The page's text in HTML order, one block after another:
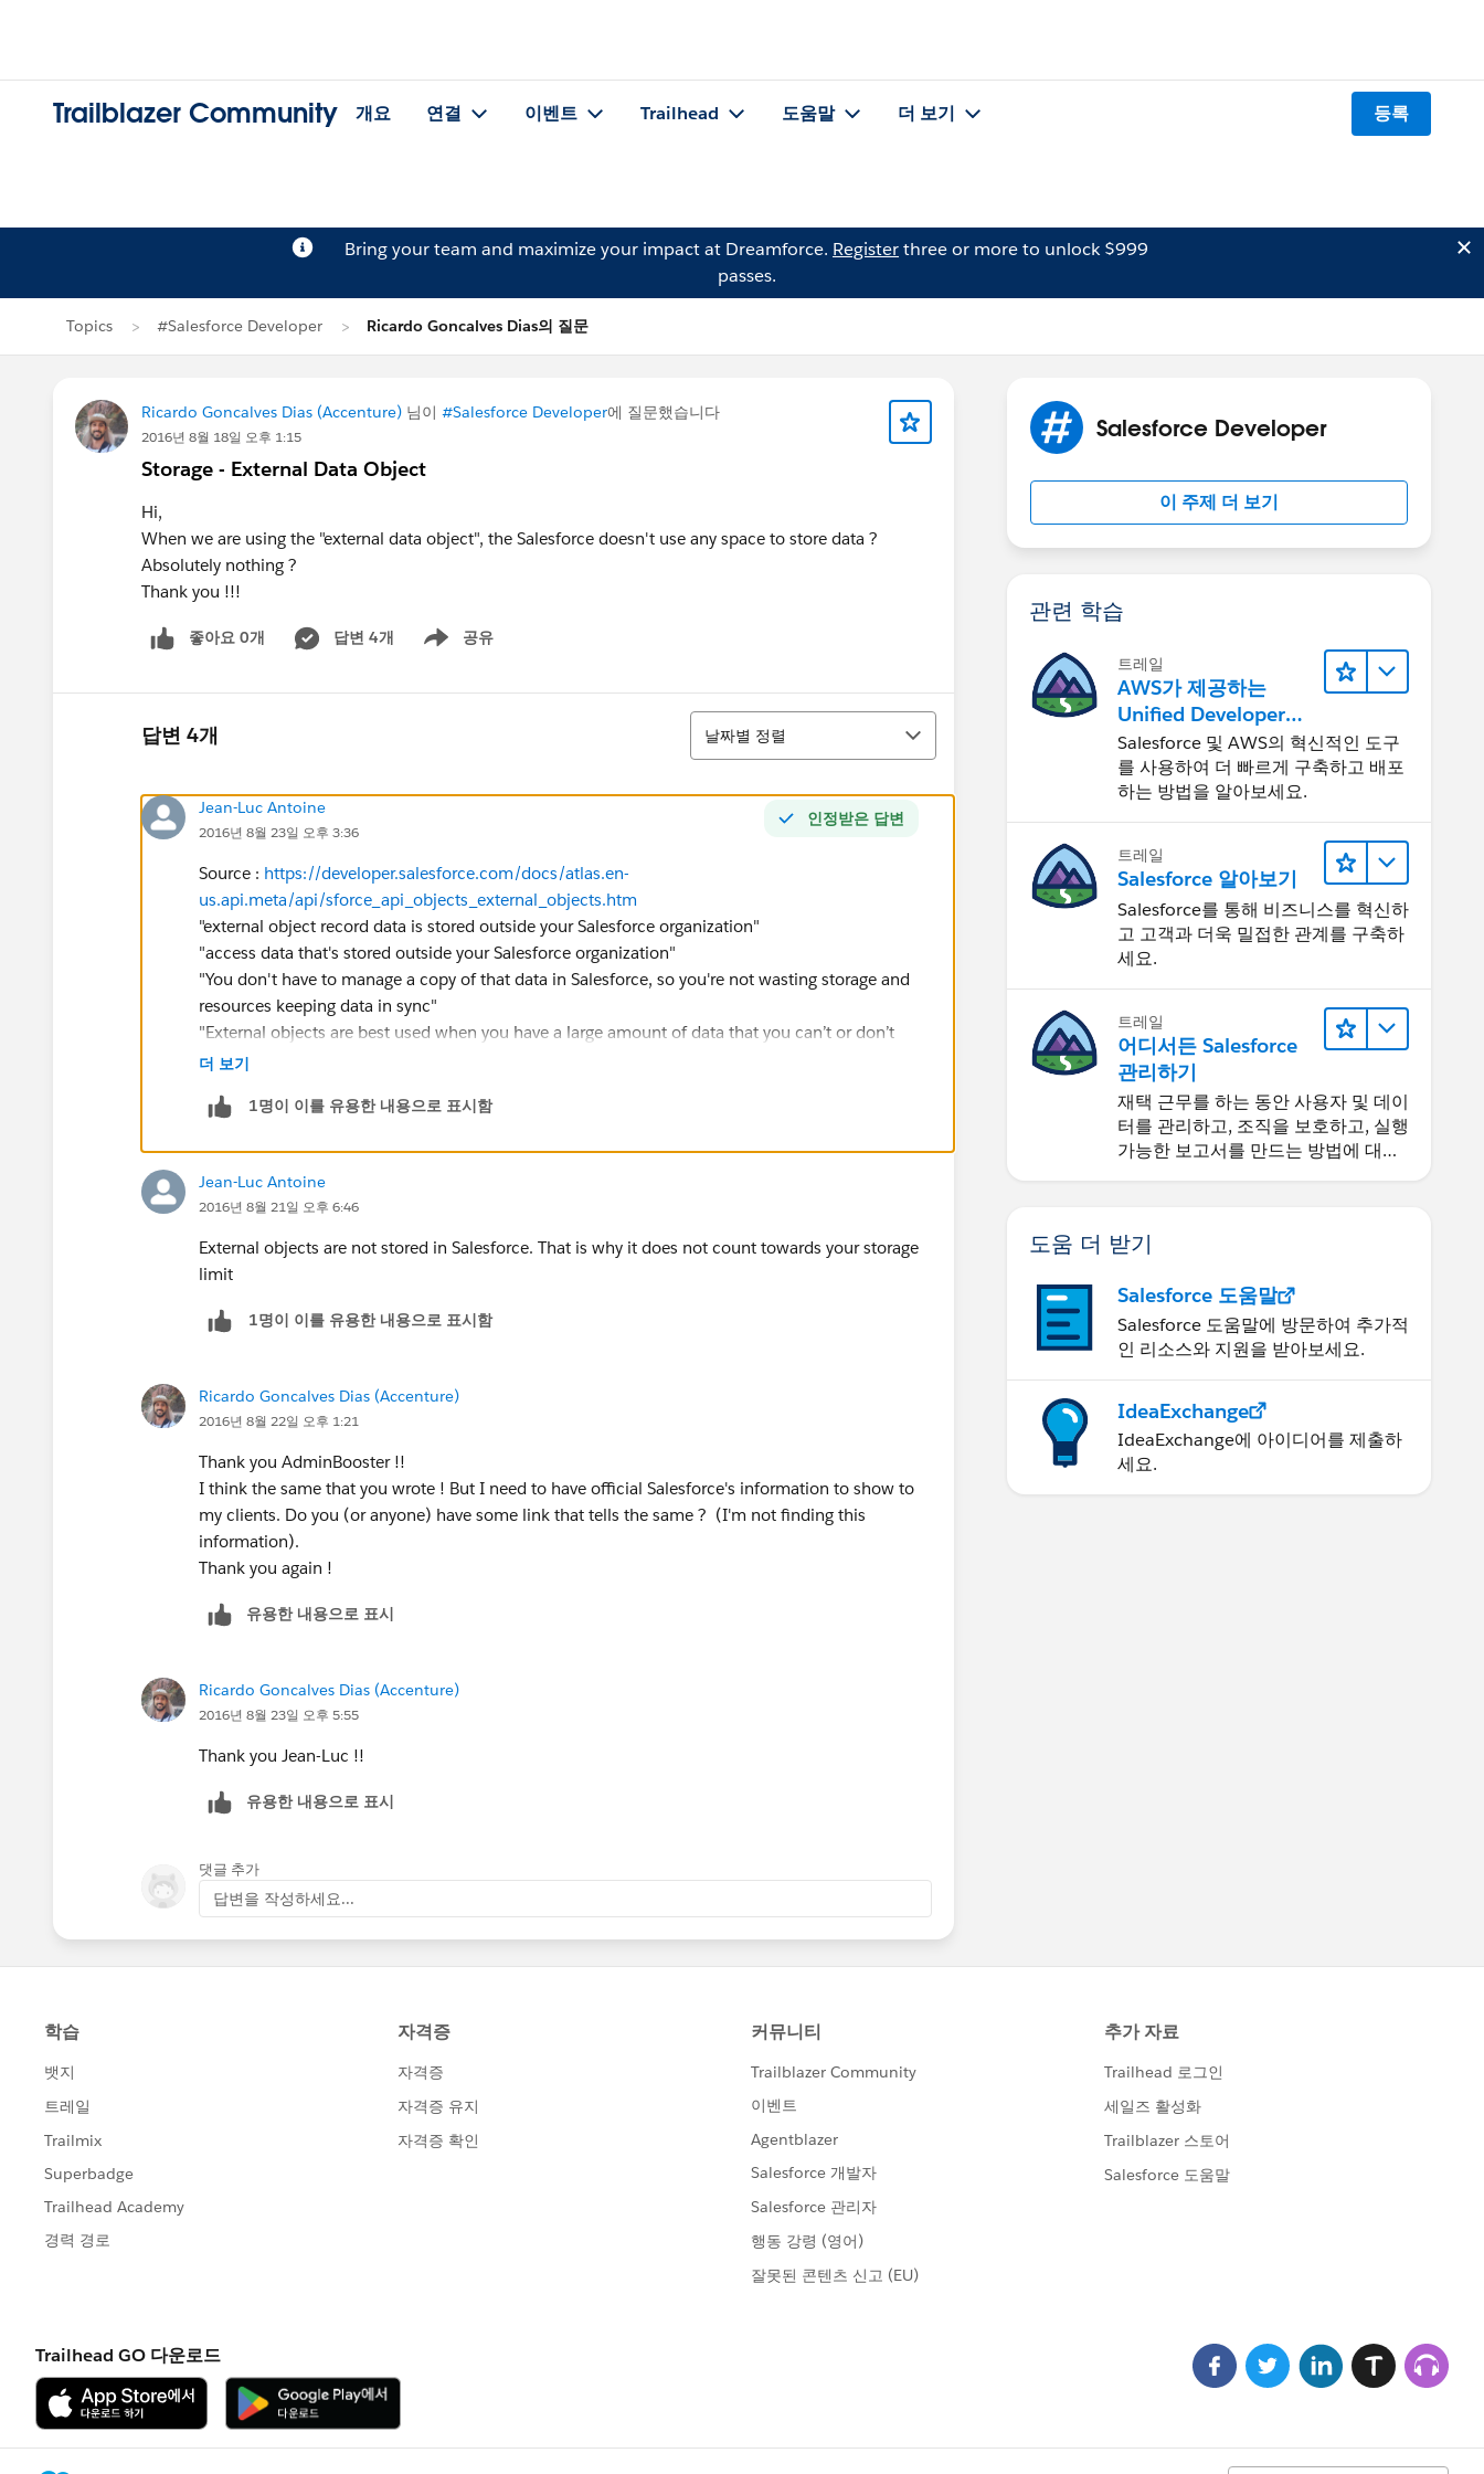
Trailblazer Community 개요 연결 이벤트 Trailhead 도움말 더 보기 등록
Bring your team and maximize your impact at Dreamforce. Registerthree or more to unlock $999
passes.
Topics #Salesforce Developer Ricardo Goncalves Dias의 질문
Ricardo Goncalves Dias (Accenture) 님이 #Salesforce Developer에 질문했습니다
2016년 8월 18일 오후 1:15
Storage - External Data Object
Hi,
When we are using the "external data object", the Salesforce doesn't use any space to store data ?
Absolutely nothing ?
Thank you !!!
좋아요 0개 답변 4개 공유
Show menu
답변 4개
정렬
날짜별 정렬
인정받은 답변
Jean-Luc Antoine
2016년 8월 23일 오후 3:36
Source : https://developer.salesforce.com/docs/atlas.en-
us.api.meta/api/sforce_api_objects_external_objects.htm
"external object record data is stored outside your Salesforce organization"
"access data that's stored outside your Salesforce organization"
"You don't have to manage a copy of that data in Salesforce, so you're not wasting storage and
resources keeping data in sync"
"External objects are best used when you have a large amount of data that you can’t or don’t
want to store in your Salesforce organization, and you only need to use a small amount of data at
더 보기
1명이 이를 유용한 내용으로 표시함
Jean-Luc Antoine
2016년 8월 21일 오후 6:46
External objects are not stored in Salesforce. That is why it does not count towards your storage
limit
1명이 이를 유용한 내용으로 표시함
Ricardo Goncalves Dias (Accenture)
2016년 8월 22일 오후 1:21
Thank you AdminBooster !!
I think the same that you wrote ! But I need to have official Salesforce's information to show to
my clients. Do you (or anyone) have some link that tells the same ? (I'm not finding this
information).
Thank you again !
유용한 내용으로 표시
Ricardo Goncalves Dias (Accenture)
2016년 8월 23일 오후 5:55
Thank you Jean-Luc !!
유용한 내용으로 표시
댓글 추가
답변을 작성하세요...
Salesforce Developer
이 주제 더 보기
관련 학습
트레일
AWS가 제공하는
Unified Developer
Experience 둘러보기
Salesforce 및 AWS의 혁신적인 도구
를 사용하여 더 빠르게 구축하고 배포
하는 방법을 알아보세요.
트레일
Salesforce 알아보기
Salesforce를 통해 비즈니스를 혁신하
고 고객과 더욱 밀접한 관계를 구축하
세요.
트레일
어디서든 Salesforce
관리하기
재택 근무를 하는 동안 사용자 및 데이
터를 관리하고, 조직을 보호하고, 실행
가능한 보고서를 만드는 방법에 대해
도움 더 받기
Salesforce 도움말
Salesforce 도움말에 방문하여 추가적
인 리소스와 지원을 받아보세요.
IdeaExchange
IdeaExchange에 아이디어를 제출하
세요.